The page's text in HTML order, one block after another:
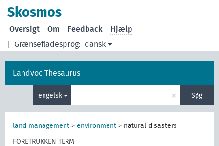
Skosmos
Grænsefladesprog: dansk
Oversigt Om Feedback Hjælp
Landvoc Thesaurus
engelsk × Søg
land management >environment > natural disasters
FORETRUKKEN TERM